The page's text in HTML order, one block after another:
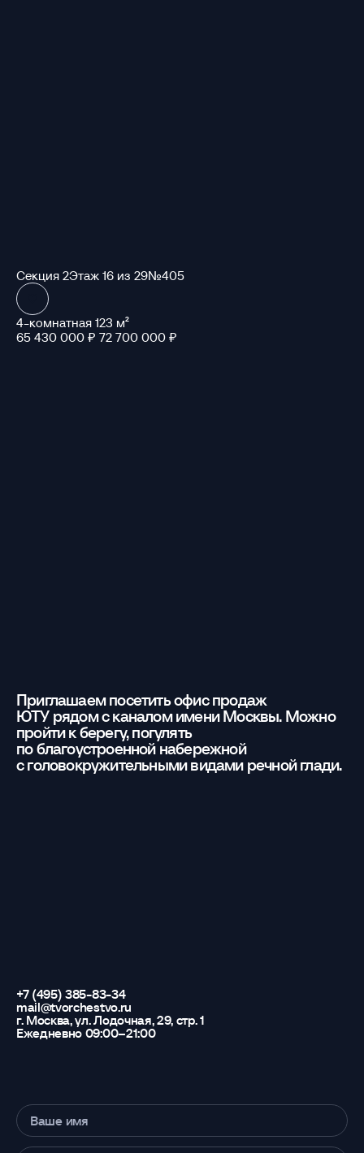
Секция 2Этаж 16 из 29№405
4-комнатная 123 м²
65 430 000 ₽ 72 700 000 ₽
+7 (495) 385-83-34
mail@tvorchestvo.ru
г. Москва, ул. Лодочная, 29, стр. 1
Ежедневно 09:00–21:00
Приглашаем посетить офис продаж
ЮТУ рядом с каналом имени Москвы. Можно
пройти к берегу, погулять
по благоустроенной набережной
с головокружительными видами речной глади.